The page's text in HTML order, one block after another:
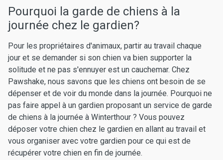
Pourquoi la garde de chiens à la
journée chez le gardien?
Pour les propriétaires d'animaux, partir au travail chaque
jour et se demander si son chien va bien supporter la
solitude et ne pas s'ennuyer est un cauchemar. Chez
Pawshake, nous savons que les chiens ont besoin de se
dépenser et de voir du monde dans la journée. Pourquoi ne
pas faire appel à un gardien proposant un service de garde
de chiens à la journée à Winterthour ? Vous pouvez
déposer votre chien chez le gardien en allant au travail et
vous organiser avec votre gardien pour ce qui est de
récupérer votre chien en fin de journée.